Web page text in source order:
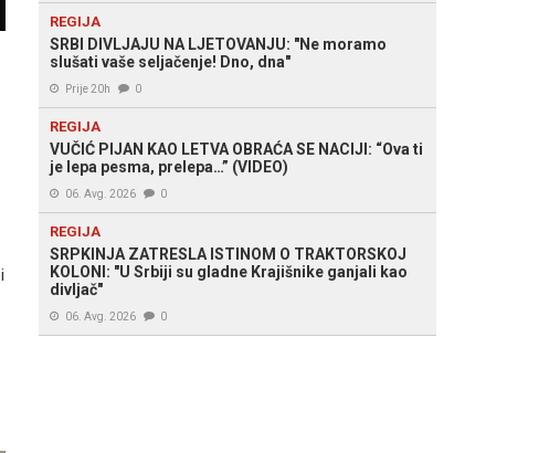
REGIJA
SRBI DIVLJAJU NA LJETOVANJU: "Ne moramo
slušati vaše seljačenje! Dno, dna"
Prije 20h 0
REGIJA
VUČIĆ PIJAN KAO LETVA OBRAĆA SE NACIJI: “Ova ti
je lepa pesma, prelepa…” (VIDEO)
06. Avg. 2026 0
REGIJA
SRPKINJA ZATRESLA ISTINOM O TRAKTORSKOJ
KOLONI: "U Srbiji su gladne Krajišnike ganjali kao
divljač"
06. Avg. 2026 0